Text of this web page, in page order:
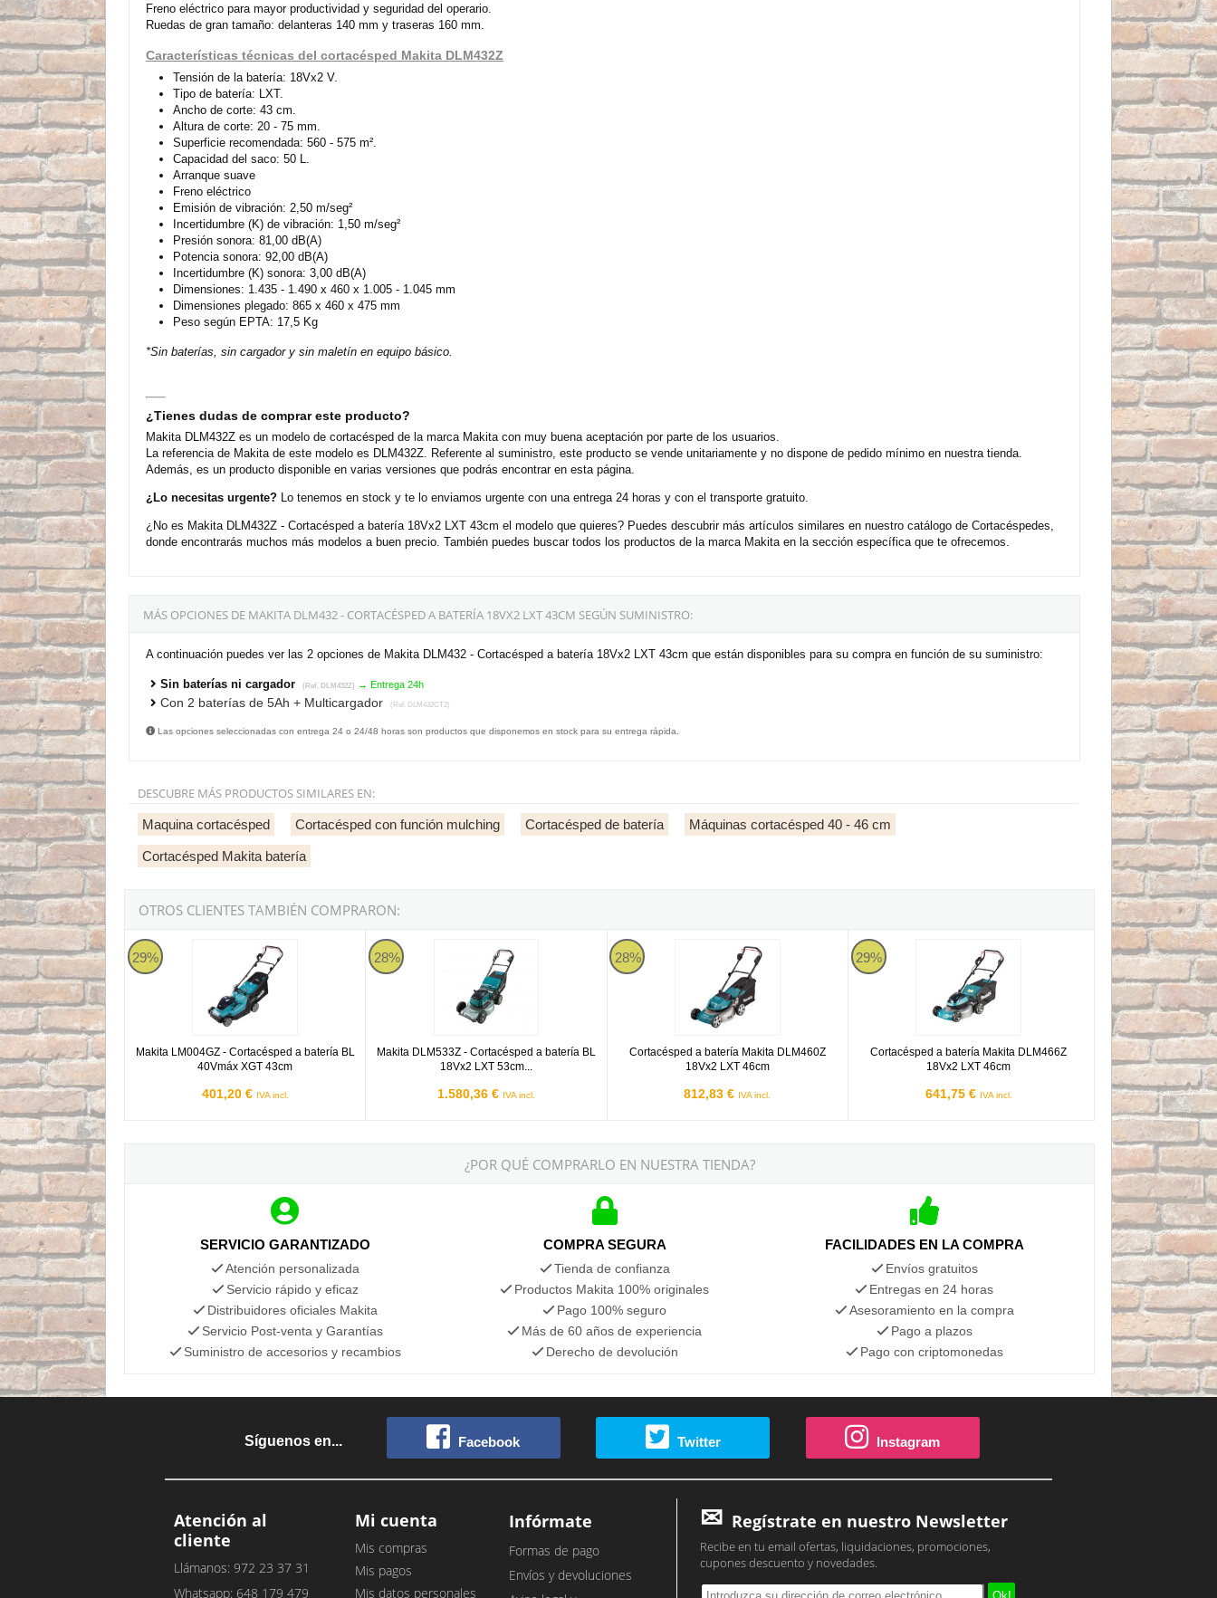
Freno eléctrico para mayor productividad y seguridad del operario.
Ruedas de gran tamaño: delanteras 140 mm y traseras 160 mm.
Características técnicas del cortacésped Makita DLM432Z
Tensión de la batería: 18Vx2 V.
Tipo de batería: LXT.
Ancho de corte: 43 cm.
Altura de corte: 20 - 75 mm.
Superficie recomendada: 560 - 575 m².
Capacidad del saco: 50 L.
Arranque suave
Freno eléctrico
Emisión de vibración: 2,50 m/seg²
Incertidumbre (K) de vibración: 1,50 m/seg²
Presión sonora: 81,00 dB(A)
Potencia sonora: 92,00 dB(A)
Incertidumbre (K) sonora: 3,00 dB(A)
Dimensiones: 1.435 - 1.490 x 460 x 1.005 - 1.045 mm
Dimensiones plegado: 865 x 460 x 475 mm
Peso según EPTA: 17,5 Kg
*Sin baterías, sin cargador y sin maletín en equipo básico.
¿Tienes dudas de comprar este producto?
Makita DLM432Z es un modelo de cortacésped de la marca Makita con muy buena aceptación por parte de los usuarios.
La referencia de Makita de este modelo es DLM432Z. Referente al suministro, este producto se vende unitariamente y no dispone de pedido mínimo en nuestra tienda.
Además, es un producto disponible en varias versiones que podrás encontrar en esta página.
¿Lo necesitas urgente? Lo tenemos en stock y te lo enviamos urgente con una entrega 24 horas y con el transporte gratuito.
¿No es Makita DLM432Z - Cortacésped a batería 18Vx2 LXT 43cm el modelo que quieres? Puedes descubrir más artículos similares en nuestro catálogo de Cortacéspedes,
donde encontrarás muchos más modelos a buen precio. También puedes buscar todos los productos de la marca Makita en la sección específica que te ofrecemos.
MÁS OPCIONES DE MAKITA DLM432 - CORTACÉSPED A BATERÍA 18VX2 LXT 43CM SEGÚN SUMINISTRO:
A continuación puedes ver las 2 opciones de Makita DLM432 - Cortacésped a batería 18Vx2 LXT 43cm que están disponibles para su compra en función de su suministro:
Sin baterías ni cargador (Ref. DLM432Z) → Entrega 24h
Con 2 baterías de 5Ah + Multicargador (Ref. DLM432CT2)
Las opciones seleccionadas con entrega 24 o 24/48 horas son productos que disponemos en stock para su entrega rápida.
DESCUBRE MÁS PRODUCTOS SIMILARES EN:
Maquina cortacésped Cortacésped con función mulching Cortacésped de batería Máquinas cortacésped 40 - 46 cm
Cortacésped Makita batería
OTROS CLIENTES TAMBIÉN COMPRARON:
29%
Makita LM004GZ - Cortacésped a batería BL
40Vmáx XGT 43cm
401,20 € IVA incl.
Makita LM004GZ
28%
Makita DLM533Z - Cortacésped a batería BL
18Vx2 LXT 53cm...
1.580,36 € IVA incl.
Makita DLM533Z
28%
Cortacésped a batería Makita DLM460Z
18Vx2 LXT 46cm
812,83 € IVA incl.
Makita DLM460Z
29%
Cortacésped a batería Makita DLM466Z
18Vx2 LXT 46cm
641,75 € IVA incl.
Makita DLM466Z
¿POR QUÉ COMPRARLO EN NUESTRA TIENDA?
SERVICIO GARANTIZADO
Atención personalizada
Servicio rápido y eficaz
Distribuidores oficiales Makita
Servicio Post-venta y Garantías
Suministro de accesorios y recambios
COMPRA SEGURA
Tienda de confianza
Productos Makita 100% originales
Pago 100% seguro
Más de 60 años de experiencia
Derecho de devolución
FACILIDADES EN LA COMPRA
Envíos gratuitos
Entregas en 24 horas
Asesoramiento en la compra
Pago a plazos
Pago con criptomonedas
Síguenos en... Facebook Twitter Instagram
Atención al
cliente
Llámanos: 972 23 37 31
Whatsapp: 648 179 479
Mi cuenta
Mis compras
Mis pagos
Mis datos personales
Infórmate
Formas de pago
Envíos y devoluciones
Regístrate en nuestro Newsletter
Recibe en tu email ofertas, liquidaciones, promociones,
cupones descuento y novedades.